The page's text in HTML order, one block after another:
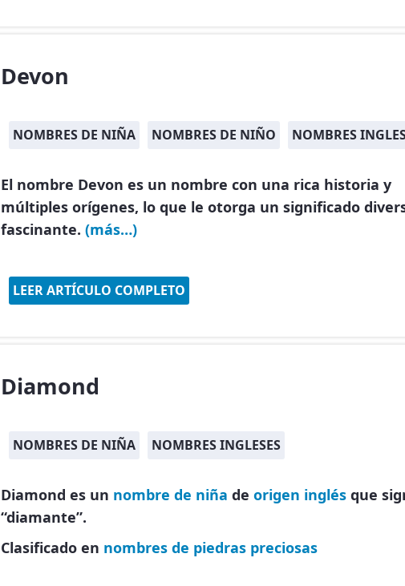
Devon
NOMBRES DE NIÑA NOMBRES DE NIÑO NOMBRES
El nombre Devon es un nombre con una rica historia y
múltiples orígenes, lo que le otorga un significado
fascinante. (más…)
LEER ARTÍCULO COMPLETO
Diamond
NOMBRES DE NIÑA NOMBRES INGLESES
Diamond es un nombre de niña de origen inglés que
“diamante”.
Clasificado en nombres de piedras preciosas